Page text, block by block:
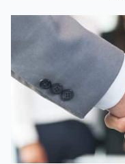
Tipo de formação
Graduação